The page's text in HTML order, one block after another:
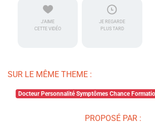
J'AIME
CETTE VIDÉO
JE REGARDE
PLUS TARD
SUR LE MÊME THEME :
Docteur Personnalité Symptômes Chance
PROPOSÉ PAR :